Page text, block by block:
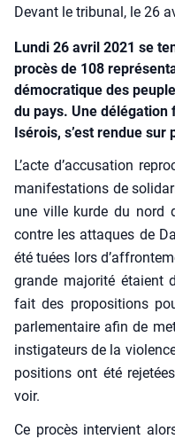
Devant le tribunal, le 26
Lundi 26 avril 2021 se
procès de 108
démocratique des
du pays. Une
Isérois, s’est rendue sur
L’acte d’accusation
mani­fes­ta­tions de
une ville kurde du nord
contre les attaques de
été tuées lors
grande majo­ri­té étaient
fait des pro­po­si­tions
par­le­men­taire afin de
ins­ti­ga­teurs de la
po­si­tions ont été
voir.
Ce pro­cès inter­vient